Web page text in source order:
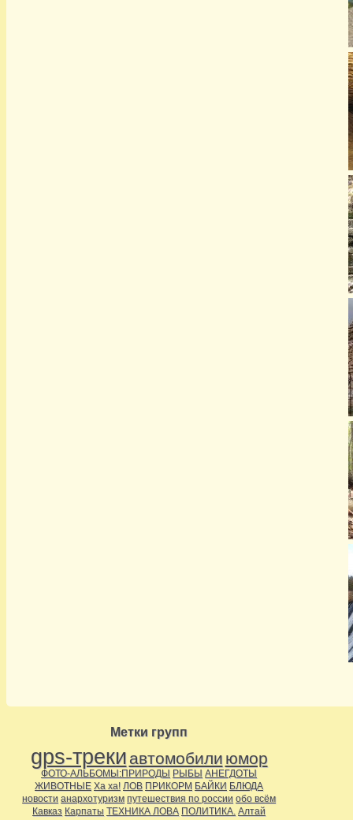
Метки групп
gps-треки автомобили юмор
ФОТО-АЛЬБОМЫ:ПРИРОДЫ РЫБЫ АНЕГДОТЫ
ЖИВОТНЫЕ Ха ха! ЛОВ ПРИКОРМ БАЙКИ БЛЮДА
новости анархотуризм путешествия по россии обо всём
Кавказ Карпаты ТЕХНИКА ЛОВА ПОЛИТИКА. Алтай